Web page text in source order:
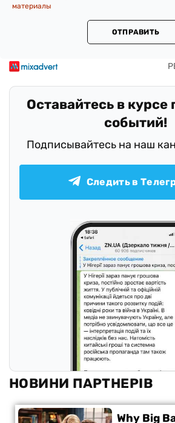
материалы
ОТПРАВИТЬ
Оставайтесь в курсе
событий!
Подписывайтесь на наш
Следить в